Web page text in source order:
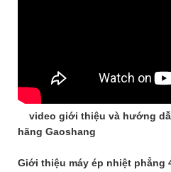
video giới thiệu và hướng
hãng Gaoshang
Giới thiệu máy ép nhiệt phẳng